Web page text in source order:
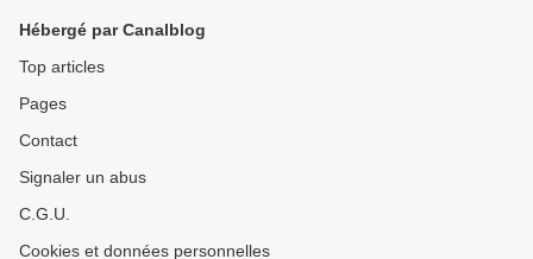
Hébergé par Canalblog
Top articles
Pages
Contact
Signaler un abus
C.G.U.
Cookies et données personnelles